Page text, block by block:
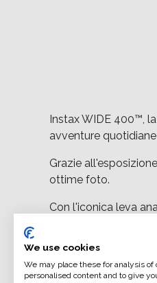
Instax WIDE 400™,
avventure
Grazie
ottime foto.
Con l'iconica leva
sei, otto o dieci
No treppiede? No
We use cookies
We may place these for analysis
personalised content and to give